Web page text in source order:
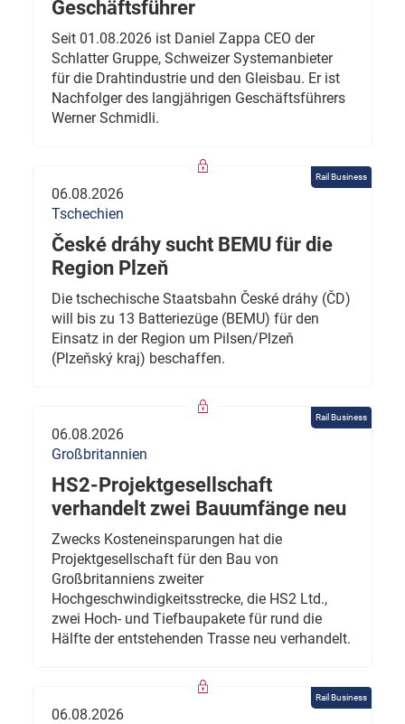
Geschäftsführer
Seit 01.08.2026 ist Daniel Zappa CEO der
Schlatter Gruppe, Schweizer Systemanbieter
für die Drahtindustrie und den Gleisbau. Er ist
Nachfolger des langjährigen Geschäftsführers
Werner Schmidli.
Rail Business
06.08.2026
Tschechien
České dráhy sucht BEMU für die
Region Plzeň
Die tschechische Staatsbahn České dráhy (ČD)
will bis zu 13 Batteriezüge (BEMU) für den
Einsatz in der Region um Pilsen/Plzeň
(Plzeňský kraj) beschaffen.
Rail Business
06.08.2026
Großbritannien
HS2-Projektgesellschaft
verhandelt zwei Bauumfänge neu
Zwecks Kosteneinsparungen hat die
Projektgesellschaft für den Bau von
Großbritanniens zweiter
Hochgeschwindigkeitsstrecke, die HS2 Ltd.,
zwei Hoch- und Tiefbaupakete für rund die
Hälfte der entstehenden Trasse neu verhandelt.
Rail Business
06.08.2026